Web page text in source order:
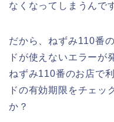
なくなってしまうんで
だから、ねずみ110番
ドが使えないエラーが
ねずみ110番のお店で
ドの有効期限をチェッ
か？